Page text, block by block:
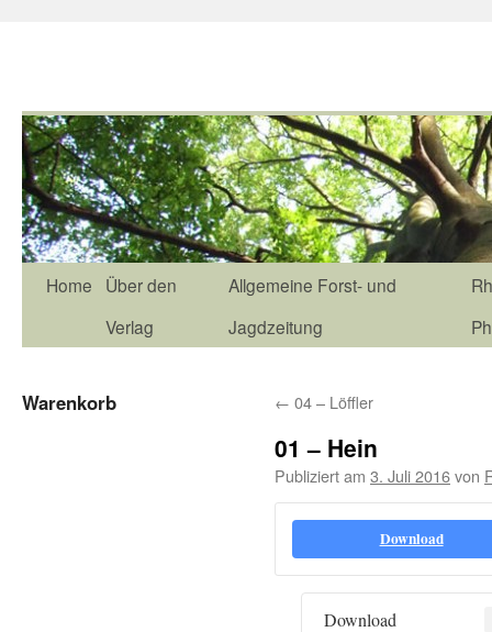
Home
Über den
Verlag
Allgemeine Forst- und
Jagdzeitung
← 04 – Löffler
01 – Hein
Publiziert am 3. Juli 2016von
Download
Download
Warenkorb